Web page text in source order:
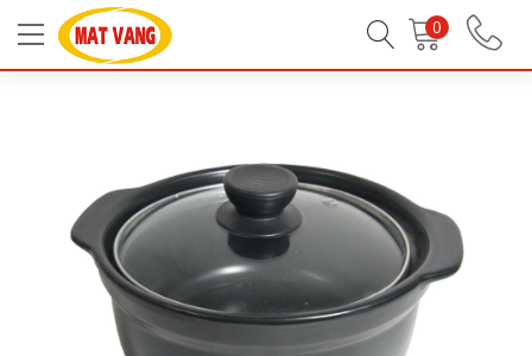
0
Trang chủ Tất Cả Sản Phẩm